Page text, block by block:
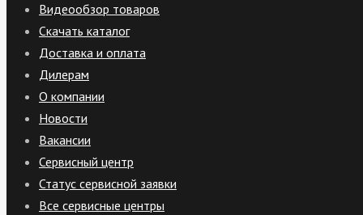
Видеообзор товаров
Скачать каталог
Доставка и оплата
Дилерам
О компании
Новости
Вакансии
Сервисный центр
Статус сервисной заявки
Все сервисные центры